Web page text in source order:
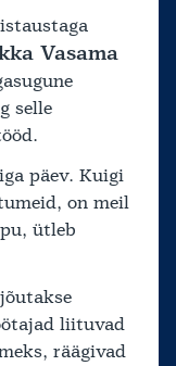
Vasama
selle
päev. Kuigi
on meil
ütleb
liituvad
räägivad